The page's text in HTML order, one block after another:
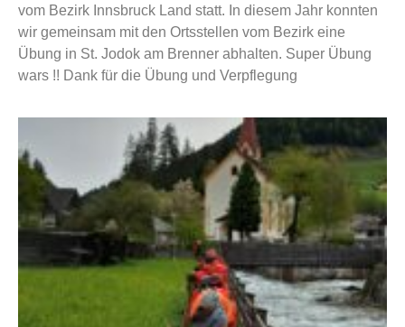
vom Bezirk Innsbruck Land statt. In diesem Jahr konnten
wir gemeinsam mit den Ortsstellen vom Bezirk eine
Übung in St. Jodok am Brenner abhalten. Super Übung
wars !! Dank für die Übung und Verpflegung